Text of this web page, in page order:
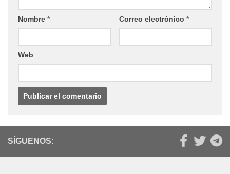
Nombre * Correo electrónico *
Web
SÍGUENOS: